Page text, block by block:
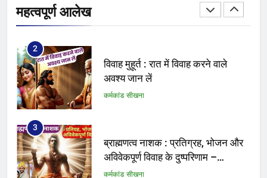
महत्वपूर्ण आलेख
2
विवाह मुहूर्त : रात में विवाह करने वाले
अवश्य जान लें
कर्मकांड सीखना
3
ब्राह्मणत्व नाशक : प्रतिग्रह, भोजन और
अविवेकपूर्ण विवाह के दुष्परिणाम –
Brahmanatva
कर्मकांड सीखना